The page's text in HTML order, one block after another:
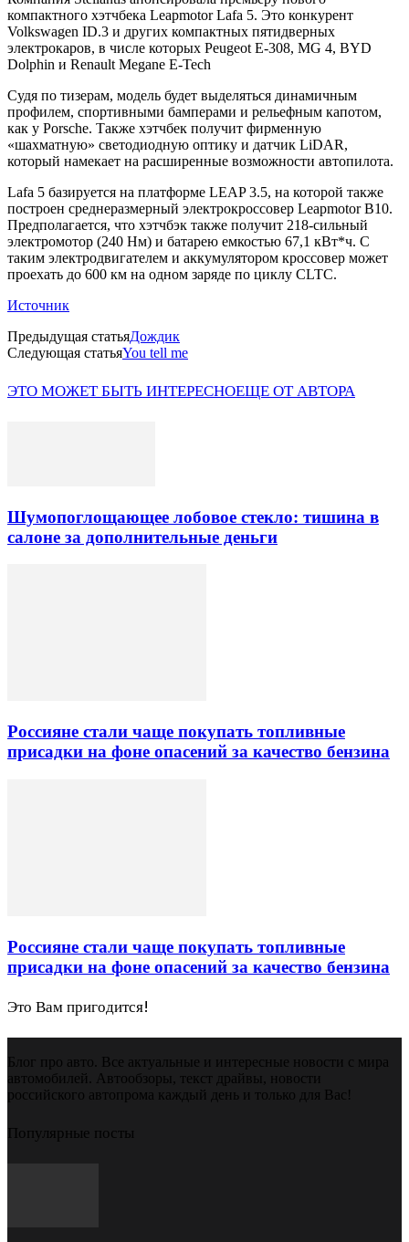
компактного хэтчбека Leapmotor Lafa 5. Это конкурент
Volkswagen ID.3 и других компактных пятидверных
электрокаров, в числе которых Peugeot E-308, MG 4, BYD
Dolphin и Renault Megane E-Tech
Судя по тизерам, модель будет выделяться динамичным
профилем, спортивными бамперами и рельефным капотом,
как у Porsche. Также хэтчбек получит фирменную
«шахматную» светодиодную оптику и датчик LiDAR,
который намекает на расширенные возможности автопилота.
Lafa 5 базируется на платформе LEAP 3.5, на которой также
построен среднеразмерный электрокроссовер Leapmotor B10.
Предполагается, что хэтчбэк также получит 218-сильный
электромотор (240 Нм) и батарею емкостью 67,1 кВт*ч. C
таким электродвигателем и аккумулятором кроссовер может
проехать до 600 км на одном заряде по циклу CLTC.
Источник
Предыдущая статьяДождик
Следующая статьяYou tell me
ЭТО МОЖЕТ БЫТЬ ИНТЕРЕСНОЕЩЕ ОТ АВТОРА
Шумопоглощающее лобовое стекло: тишина в
салоне за дополнительные деньги
Россияне стали чаще покупать топливные
присадки на фоне опасений за качество бензина
Россияне стали чаще покупать топливные
присадки на фоне опасений за качество бензина
Это Вам пригодится!
Блог про авто. Все актуальные и интересные новости с мира
автомобилей. Автообзоры, текст драйвы, новости
российского автопрома каждый день и только для Вас!
Популярные посты